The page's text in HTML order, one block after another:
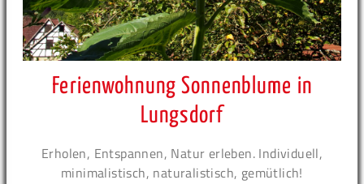
Ferienwohnung Sonnenblume in
Lungsdorf
Erholen, Entspannen, Natur erleben. Individuell,
minimalistisch, naturalistisch, gemütlich!